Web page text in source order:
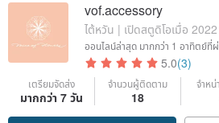
vof.accessory
ไต้หวัน | เปิดสตูดิโอเมื่อ 2022
ออนไลน์ล่าสุด มากกว่า 1 อาทิตย์ที่
5.0(3)
เตรียมจัดส่ง
มากกว่า 7 วัน
จำนวนผู้ติดตาม
18
จำหน่